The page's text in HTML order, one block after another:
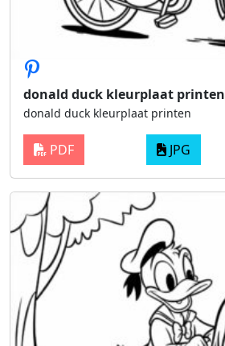
donald duck kleurplaat printen
donald duck kleurplaat printen
PDF JPG